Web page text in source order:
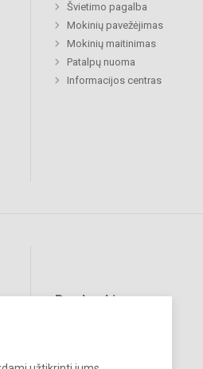
Švietimo pagalba
Mokinių pavežėjimas
Mokinių maitinimas
Patalpų nuoma
Informacijos centras
Bendraukime